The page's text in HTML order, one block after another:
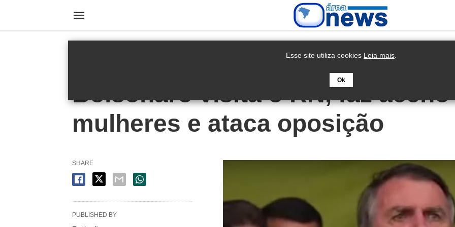
Bolsonaro visita o RN, faz
mulheres e ataca oposição
SHARE
PUBLISHED BY
Esse site utiliza cookies Leia mais
Ok